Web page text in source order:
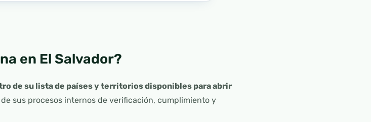
en El Salvador?
de su lista de países y territorios disponibles para abrir
sus procesos internos de verificación, cumplimiento y